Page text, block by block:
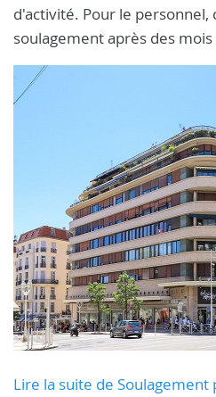
d'activité. Pour le personnel,
soulagement après des
Lire la suite de